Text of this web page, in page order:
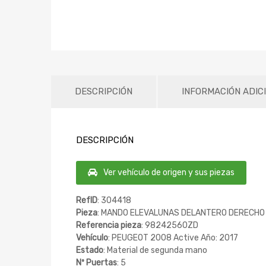
DESCRIPCIÓN INFORMACIÓN
DESCRIPCIÓN
Ver vehículo de origen y sus piezas
RefID: 304418
Pieza: MANDO ELEVALUNAS DELANTERO DERECHO
Referencia pieza: 98242560ZD
Vehículo: PEUGEOT 2008 Active Año: 2017
Estado: Material de segunda mano
Nº Puertas: 5